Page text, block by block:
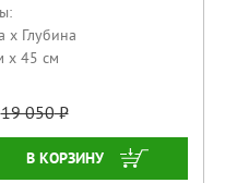
x Глубина
x 45 см
19 050
КУПИТЬ